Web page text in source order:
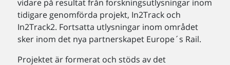
vidare på resultat från forskningsutlysningar inom
tidigare genomförda projekt, In2Track och
In2Track2. Fortsatta utlysningar inom området
sker inom det nya partnerskapet Europe´s Rail.
Projektet är formerat och stöds av det